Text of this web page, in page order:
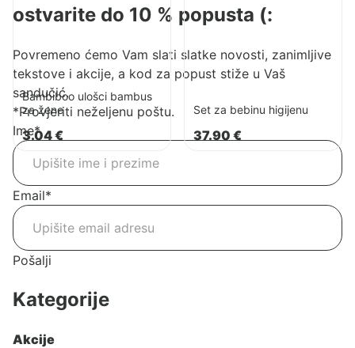
za
Bambiboo ulošci bambus
za žene
3.04€
higijenu
Set za bebinu higijenu
37.90 €
ostvarite do 10 % popusta (:
Povremeno ćemo Vam slati slatke novosti, zanimljive
tekstove i akcije, a kod za popust stiže u Vaš
sandučić.
*Provjeriti neželjenu poštu.
Ime*
Email*
Pošalji
Kategorije
Akcije